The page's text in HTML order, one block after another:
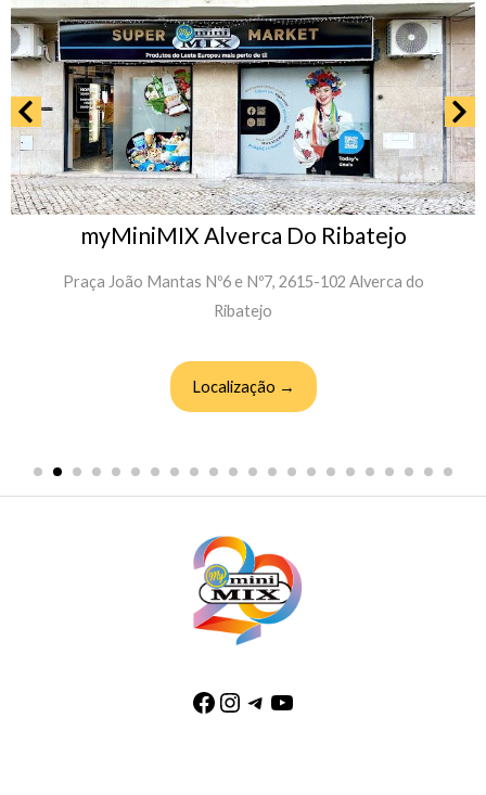
myMiniMIX Alverca Do Ribatejo
Praça João Mantas Nº6 e Nº7, 2615-102 Alverca do
Ribatejo
Localização →